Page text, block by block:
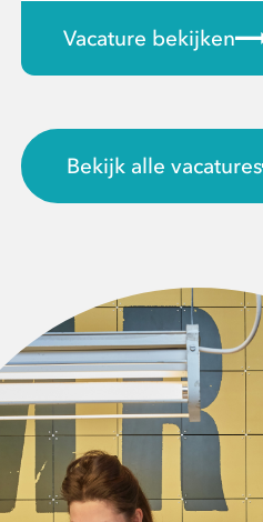
Vacature bekijken
Bekijk alle vacatures